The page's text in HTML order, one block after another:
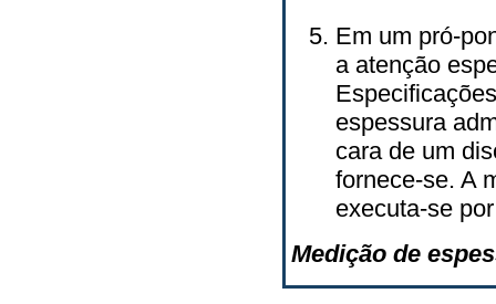
Em um pró-
a atenção
espessura
cara de um
fornece-se. A
executa-se
Medição de